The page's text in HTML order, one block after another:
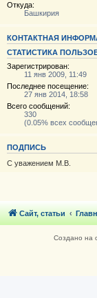
Откуда:
Башкирия
КОНТАКТНАЯ
СТАТИСТИКА
Зарегистрирован:
11 янв 2009, 11:49
Последнее посещение:
27 янв 2014, 18:58
Всего сообщений:
330
(0.05% всех
ПОДПИСЬ
С уважением М.В.
Сайт, статьи
Создано на